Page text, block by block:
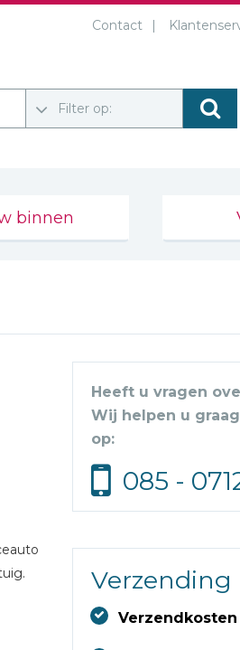
Contact
Filter op:
binnen
Heeft u vragen
Wij helpen u
op:
085 -
Verzending
Verzendkosten